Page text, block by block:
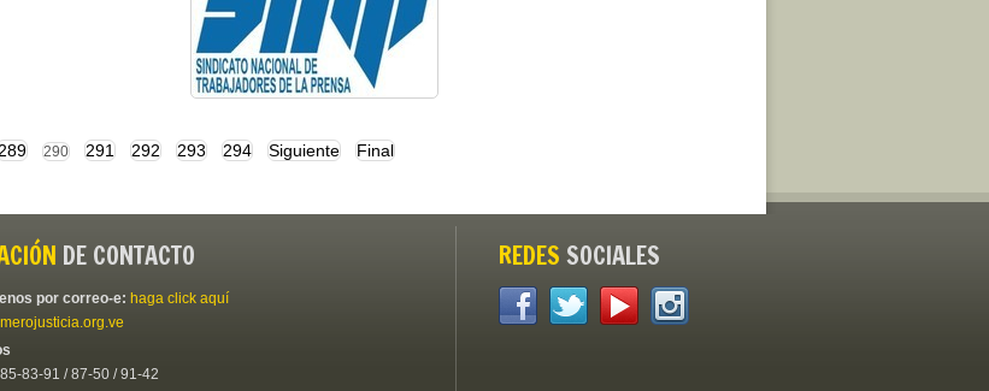
289 290 291 292 293 294 Siguiente Final
DE CONTACTO
por correo-e: haga click aquí
83-91 / 87-50 / 91-42
REDES SOCIALES